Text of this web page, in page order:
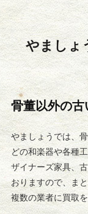
やましょ
骨董以外の古
やましょうでは、
どの和楽器や各種
ザイナーズ家具、
おりますので、ま
複数の業者に買取